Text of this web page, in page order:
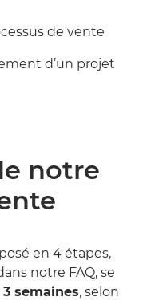
de vente
d’un projet
notre
en 4 étapes,
notre FAQ, se
semaines, selon